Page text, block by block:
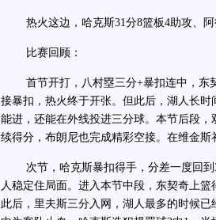
热火这边，哈克斯31分8篮板4助攻、阿
比赛回顾：
首节开打，八村塁三分+暴扣连中，东契
接暴扣，热火终于开张。但此后，湖人长
能进，还能在外线投进三分球。本节后段
续得分，布朗尼也完成精彩空接。在维金斯
次节，哈克斯暴扣得手，分差一度回到3
人稳定住局面。进入本节中段，东契奇上
此后，里夫斯三分入网，湖人最多的时候